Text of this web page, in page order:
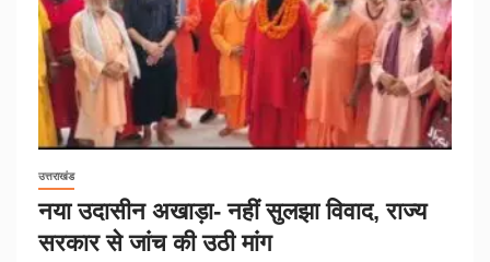
उत्तराखंड
नया उदासीन अखाड़ा- नहीं सुलझा विवाद, राज्य
सरकार से जांच की उठी मांग